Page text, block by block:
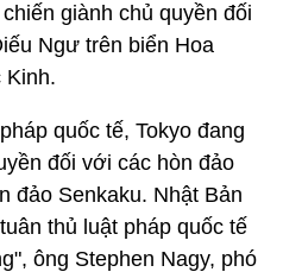
giành chủ quyền đối
Ngư trên biển Hoa
Kinh.
quốc tế, Tokyo đang
đối với các hòn đảo
đảo Senkaku. Nhật Bản
thủ luật pháp quốc tế
ông Stephen Nagy, phó